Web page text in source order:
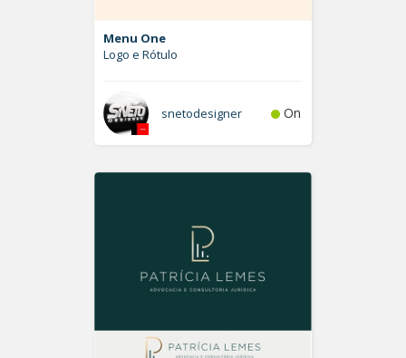
Menu One
Logo e Rótulo
snetodesigner On